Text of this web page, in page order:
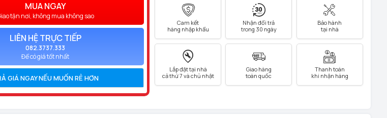
MUA NGAY
tận nơi, không mua không sao
LIÊN HỆ TRỰC TIẾP
082.3737.333
Để có giá tốt nhất
GIÁ NGAY NẾU MUỐN RẺ HƠN
Cam kết
hàng nhập khẩu
Nhận đổi trả
trong 30 ngày
Bảo hành
tại nhà
Lắp đặt tại nhà
cả thứ 7 và chủ nhật
Giao hàng
toàn quốc
Thanh toán
khi nhận hàng